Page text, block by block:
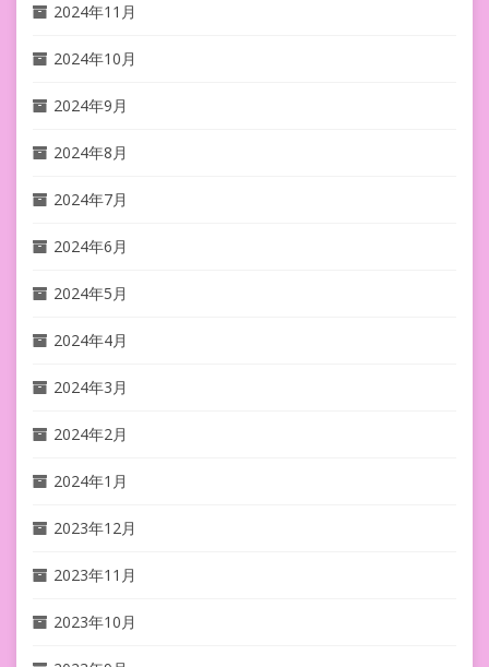
2024年11月
2024年10月
2024年9月
2024年8月
2024年7月
2024年6月
2024年5月
2024年4月
2024年3月
2024年2月
2024年1月
2023年12月
2023年11月
2023年10月